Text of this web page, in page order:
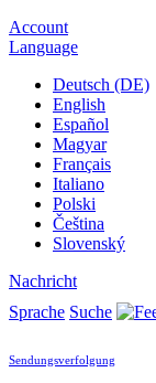
Account
Language
Deutsch (DE)
English
Español
Magyar
Français
Italiano
Polski
Čeština
Slovenský
Nachricht
Sprache Suche
Sendungsverfolgung